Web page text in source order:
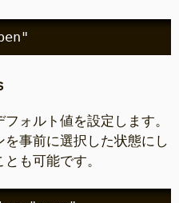
ォルト値を設定します。
事前に選択した状態にし
も可能です。